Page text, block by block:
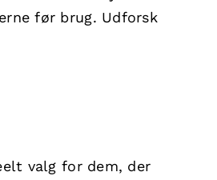
før brug. Udforsk
valg for dem, der